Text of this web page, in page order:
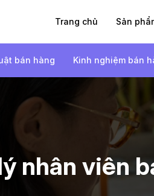
Trang chủ Sản
bán hàng Kinh nghiệm bán
nhân viên